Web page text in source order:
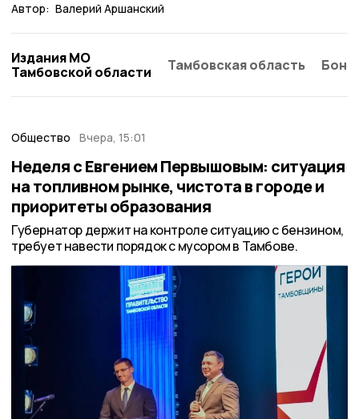
Автор: Валерий Аршанский
Издания МО
Тамбовской области
Тамбовская область
Общество Вчера, 15:01
Неделя с Евгением Первышовым: ситуация
на топливном рынке, чистота в городе и
приоритеты образования
Губернатор держит на контроле ситуацию с бензином,
требует навести порядок с мусором в Тамбове.